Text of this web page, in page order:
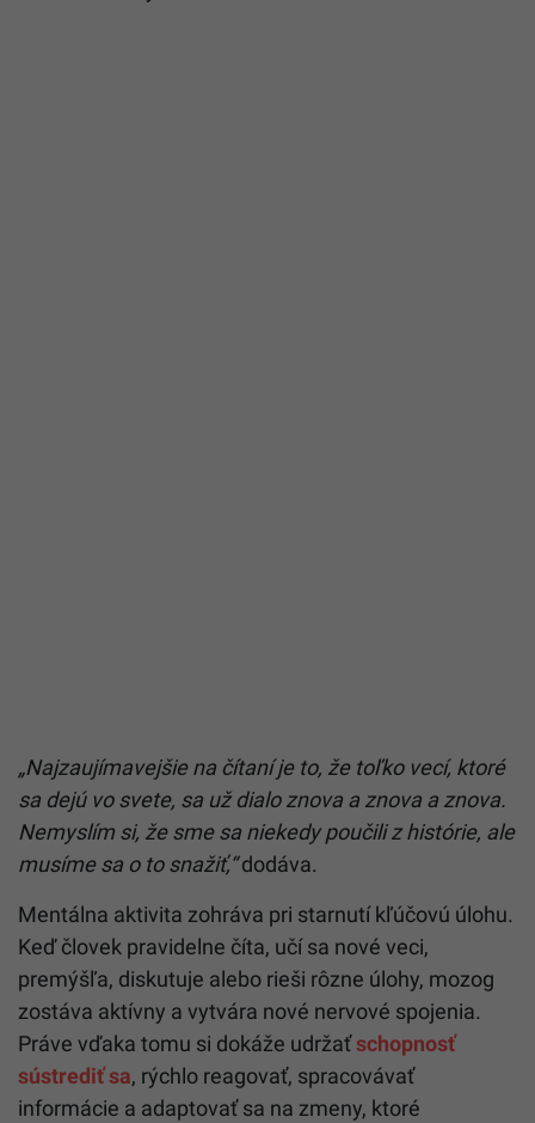
„Najzaujímavejšie na čítaní je to, že toľko vecí, ktoré
sa dejú vo svete, sa už dialo znova a znova a znova.
Nemyslím si, že sme sa niekedy poučili z histórie, ale
musíme sa o to snažiť,“dodáva.
Mentálna aktivita zohráva pri starnutí kľúčovú úlohu.
Keď človek pravidelne číta, učí sa nové veci,
premýšľa, diskutuje alebo rieši rôzne úlohy, mozog
zostáva aktívny a vytvára nové nervové spojenia.
Práve vďaka tomu si dokáže udržaťschopnosť
sústrediť sa, rýchlo reagovať, spracovávať
informácie a adaptovať sa na zmeny, ktoré